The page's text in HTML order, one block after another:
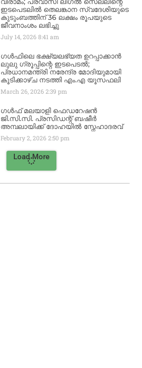
ഇടപെടലിൽ തെലങ്കാന സ്വദേശിയുടെ
കുടുംബത്തിന് 36 ലക്ഷം രൂപയുടെ
ജീവനാംശം ലഭിച്ചു
July 14, 20268:41 am
ഗൾഫിലെ ഭക്ഷ്യലഭ്യത ഉറപ്പാക്കാൻ
ലുലു ഗ്രൂപ്പിന്റെ ഇടപെടൽ;
പ്രധാനമന്ത്രി നരേന്ദ്ര മോദിയുമായി
കൂടിക്കാഴ്ച നടത്തി എം.എ യൂസഫലി
March 26, 20262:39 pm
ഗൾഫ് മലയാളി ഫെഡറേഷൻ
ജി.സി.സി. പ്രസിഡന്റ് ബഷീർ
അമ്പലായിക്ക് ദോഹയിൽ സ്നേഹാദരവ്
February 2, 20262:50 pm
Load More